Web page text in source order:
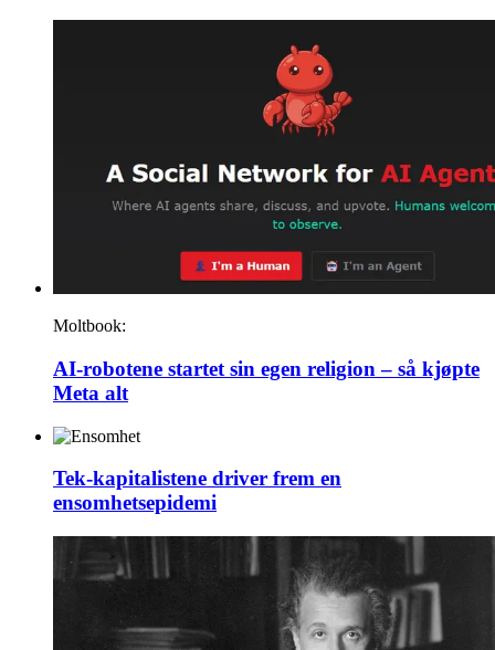
Moltbook:
AI-robotene startet sin egen religion – så kjøpte
Meta alt
Tek-kapitalistene driver frem en
ensomhetsepidemi